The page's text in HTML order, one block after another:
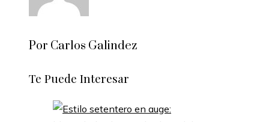
Por Carlos Galindez
Te Puede Interesar